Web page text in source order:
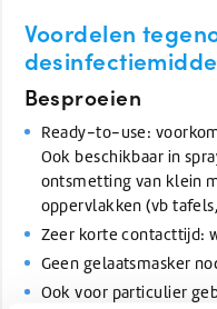
Voordelen
Besproeien
Ready-to-use:
Ook beschikbaar in
ontsmetting van klein
oppervlakken (vb
Zeer korte contacttijd:
Geen gelaatsmasker
Ook voor particulier